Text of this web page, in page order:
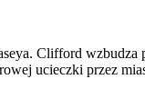
Clifford wzbudza
ucieczki przez